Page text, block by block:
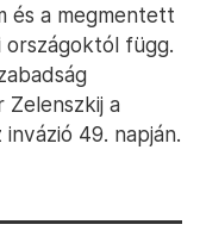
és a megmentett
országoktól függ.
Zelenszkij a
49. napján.